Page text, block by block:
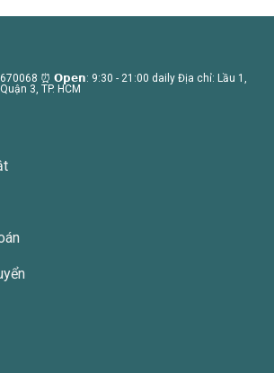
⏰ 𝗢𝗽𝗲𝗻: 9:30 - 21:00 daily Địa chỉ: Lầu 1,
3, TP. HCM